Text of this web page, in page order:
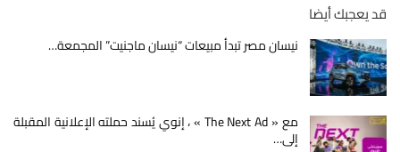
قد يعجبك أيضا
نيسان مصر تبدأ مبيعات “نيسان ماجنيت” المجمعة…
مع « The Next Ad » ، إنوي يُسند حملته الإعلانية المقبلة
إلى…